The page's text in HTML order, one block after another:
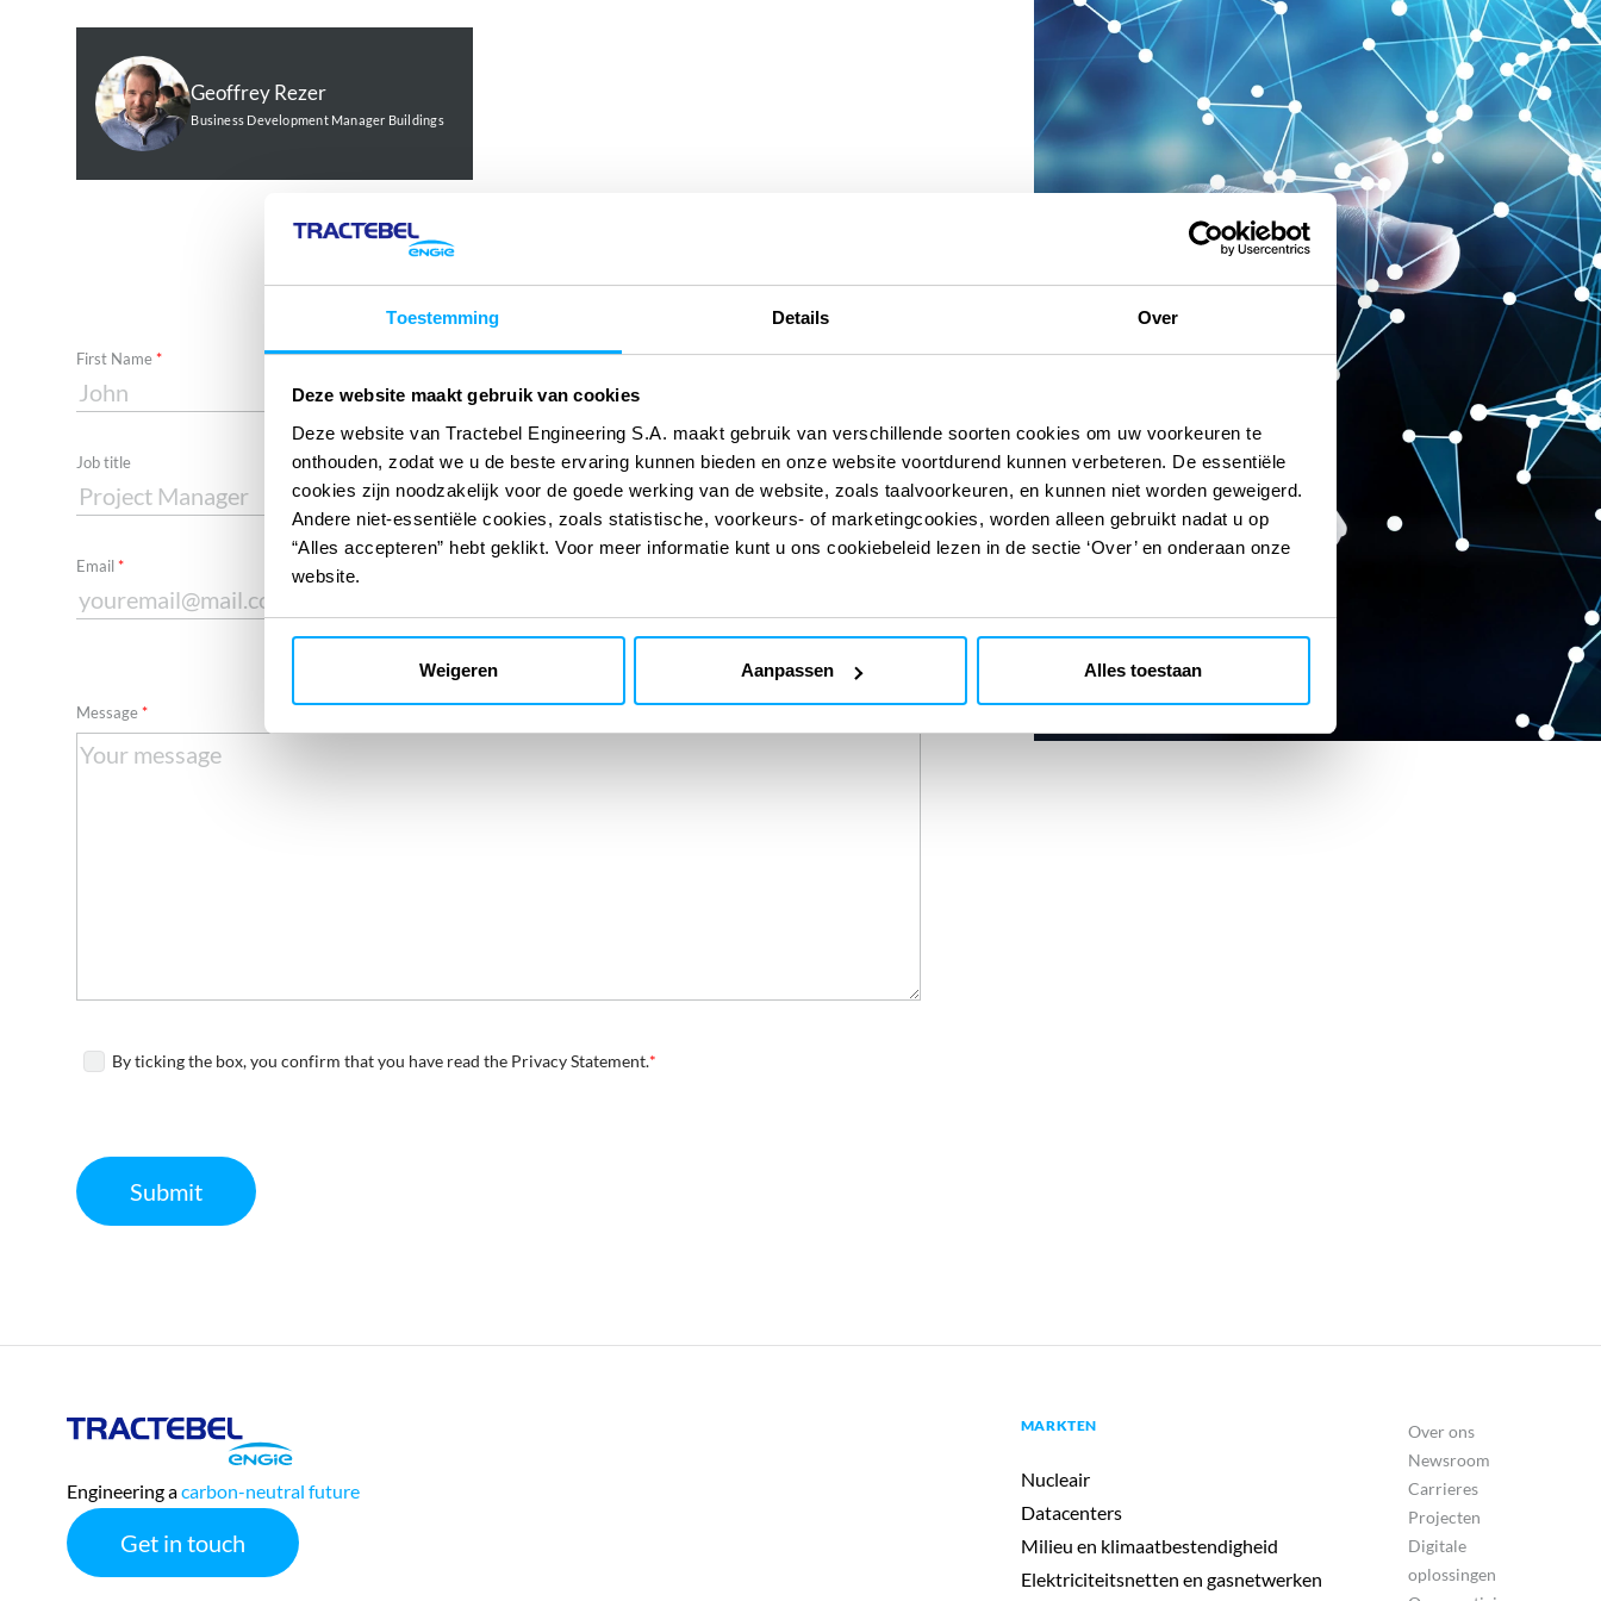
Toestemming Details Over
Deze website maakt gebruik van cookies
Deze website van Tractebel Engineering S.A. maakt gebruik van verschillende soorten cookies om uw voorkeuren te
onthouden, zodat we u de beste ervaring kunnen bieden en onze website voortdurend kunnen verbeteren. De essentiële
cookies zijn noodzakelijk voor de goede werking van de website, zoals taalvoorkeuren, en kunnen niet worden geweigerd.
Andere niet-essentiële cookies, zoals statistische, voorkeurs- of marketingcookies, worden alleen gebruikt nadat u op
“Alles accepteren” hebt geklikt. Voor meer informatie kunt u ons cookiebeleid lezen in de sectie ‘Over’ en onderaan onze
website.
Weigeren Aanpassen Alles toestaan
Geoffrey Rezer
Business Development Manager Buildings
First NameRequired Last NameRequired
Job title Company
EmailRequired
MessageRequired
By ticking the box, you confirm that you have read the Privacy Statement.
Required
Submit
Engie
Engineering acarbon-neutral future
Get in touch
MARKTEN
Nucleair
Datacenters
Milieu en klimaatbestendigheid
Elektriciteitsnetten en gasnetwerken
Over ons
Newsroom
Carrieres
Projecten
Digitale
oplossingen